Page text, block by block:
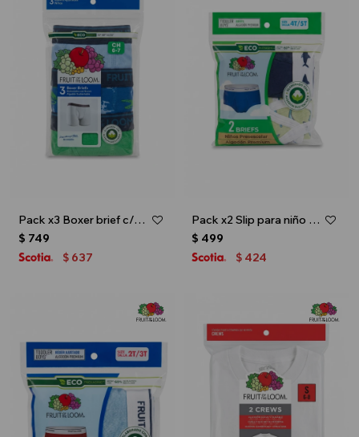
Pack x3 Boxer brief c/estampa para niño - Multicolor
$ 749
$ 637
Pack x2 Slip para niño toddler - Multicolor
$ 499
$ 424